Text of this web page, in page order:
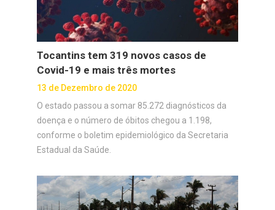
Tocantins tem 319 novos casos de
Covid-19 e mais três mortes
13 de Dezembro de 2020
O estado passou a somar 85.272 diagnósticos da
doença e o número de óbitos chegou a 1.198,
conforme o boletim epidemiológico da Secretaria
Estadual da Saúde.